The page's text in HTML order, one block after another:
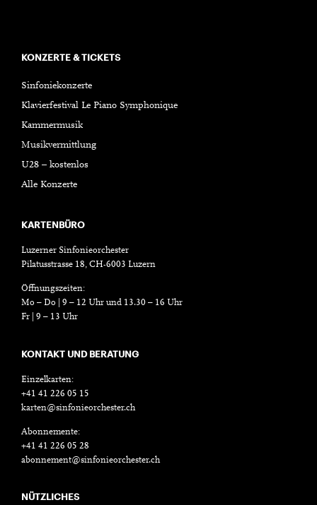
KONZERTE & TICKETS
Sinfoniekonzerte
Klavierfestival Le Piano Symphonique
Kammermusik
Musikvermittlung
U28 – kostenlos
Alle Konzerte
KARTENBÜRO
Luzerner Sinfonieorchester
Pilatusstrasse 18, CH-6003 Luzern
Öffnungszeiten:
Mo – Do | 9 – 12 Uhr und 13.30 – 16 Uhr
Fr | 9 – 13 Uhr
KONTAKT UND BERATUNG
Einzelkarten:
+41 41 226 05 15
karten@sinfonieorchester.ch
Abonnemente:
+41 41 226 05 28
abonnement@sinfonieorchester.ch
NÜTZLICHES